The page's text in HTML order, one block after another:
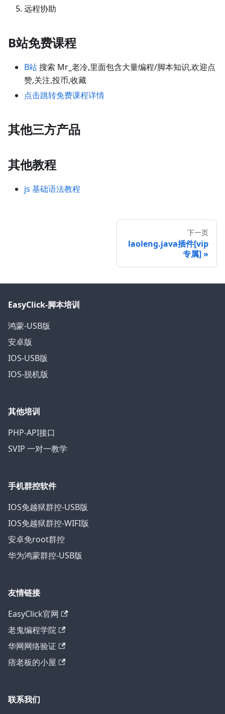
远程协助
B站免费课程
B站搜索 Mr_老冷,里面包含大量编程/脚本知识,欢迎点
赞,关注,投币,收藏
点击跳转免费课程详情
其他三方产品
其他教程
js 基础语法教程
下一页
laoleng.java插件[vip
专属]
EasyClick-脚本培训
鸿蒙-USB版
安卓版
IOS-USB版
IOS-脱机版
其他培训
PHP-API接口
SVIP 一对一教学
手机群控软件
IOS免越狱群控-USB版
IOS免越狱群控-WIFI版
安卓免root群控
华为鸿蒙群控-USB版
友情链接
EasyClick官网
老鬼编程学院
华网网络验证
痞老板的小屋
联系我们